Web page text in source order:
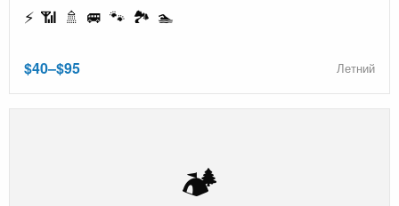
⚡ 📶 🚿 🚐 🐾 🏞️ 🏊
$40–$95 Летний
🏕️